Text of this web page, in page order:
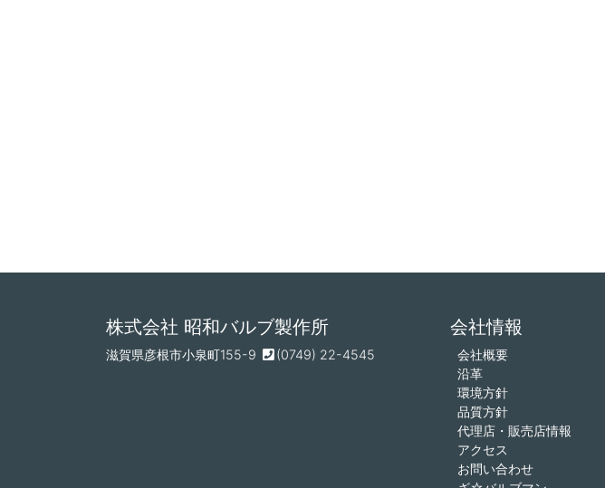
株式会社 昭和バルブ製作所
滋賀県彦根市小泉町155-9 (0749) 22-4545
会社情報
会社概要
沿革
環境方針
品質方針
代理店・販売店情報
アクセス
お問い合わせ